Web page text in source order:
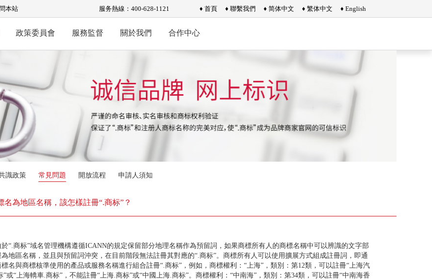
本站 服务熱線：400-628-1121 ♦ 首頁 ♦ 聯繫我們 ♦ 简体中文 ♦ 繁体中文 ♦ English
政策委員會 服務監督 關於我們 合作中心
識政策 常見問題 開放流程 申請人須知
名為地區名稱，該怎樣註冊“.商标”？
商标”域名管理機構遵循ICANN的規定保留部分地理名稱作為預留詞，如果商標所有人的商標名稱中可以辨識的文字部
為地區名稱，並且與預留詞沖突，在目前階段無法註冊其對應的“.商标”。商標所有人可以使用擴展方式組成註冊詞，即通
名與商標核準使用的產品或服務名稱進行組合註冊“.商标”，例如，商標權利：“上海”，類別：第12類，可以註冊“上海汽
”或“上海轎車.商标”，不能註冊“上海.商标”或“中國上海.商标”。商標權利：“中南海”，類別：第34類，可以註冊“中南海香